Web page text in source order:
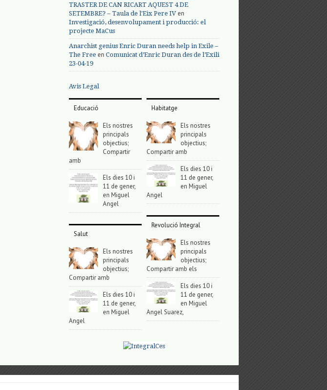
TRASTER DE CAN RICART AQUEST 4 DE
SETEMBRE? – Taula de l'Eix Pere IV en
Investigació, desenvolupament i producció: el
projecte MaCus
Anarchist genius Enric Duran needs help in Exile –
The Free en Comunicat d’Enric Duran des de l’Exili
23-04-19
Avis Legal
Educació
Els nostres
principals
objectius;
Compartir
amb
Els dies 10 i
11 de gener,
en Miguel
Angel
Salut
Els nostres
principals
objectius;
Compartir amb
Els dies 10 i
11 de gener,
en Miguel
Angel
Habitatge
Els nostres
principals
objectius;
Compartir amb
Els dies 10 i
11 de gener,
en Miguel
Angel
Revolució Integral
Els nostres
principals
objectius;
Compartir amb els
Els dies 10 i
11 de gener,
en Miguel
Angel Suarez,